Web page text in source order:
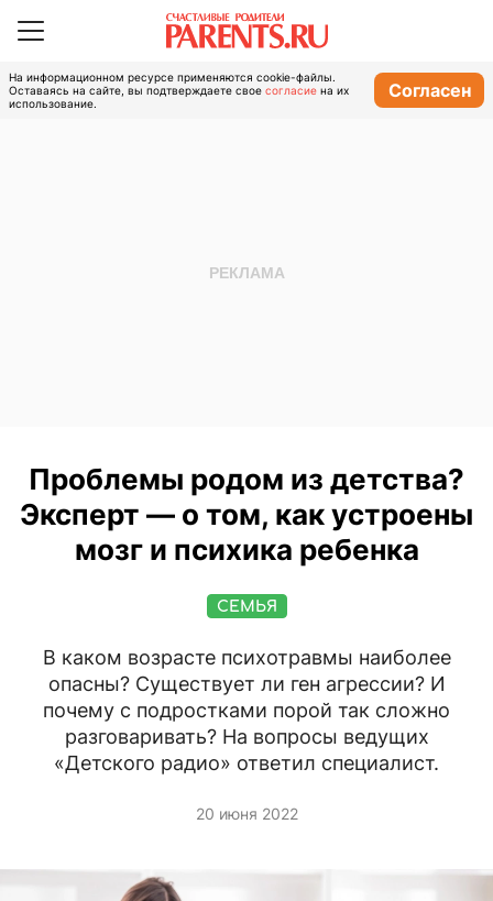
На информационном ресурсе применяются cookie-файлы.
Оставаясь на сайте, вы подтверждаете свое согласие на их
использование.
Согласен
Проблемы родом из детства?
Эксперт — о том, как устроены
мозг и психика ребенка
СЕМЬЯ
В каком возрасте психотравмы наиболее
опасны? Существует ли ген агрессии? И
почему с подростками порой так сложно
разговаривать? На вопросы ведущих
«Детского радио» ответил специалист.
20 июня 2022